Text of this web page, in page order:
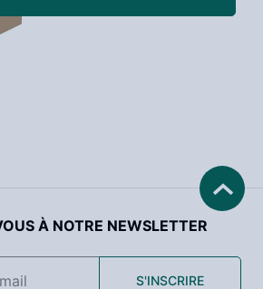
À NOTRE NEWSLETTER
S'INSCRIRE